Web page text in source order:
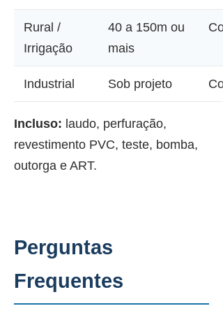
Rural /
Irrigação
40 a 150m ou
mais
Industrial Sob projeto
Incluso: laudo, perfuração,
revestimento PVC, teste, bomba,
outorga e ART.
Perguntas
Frequentes